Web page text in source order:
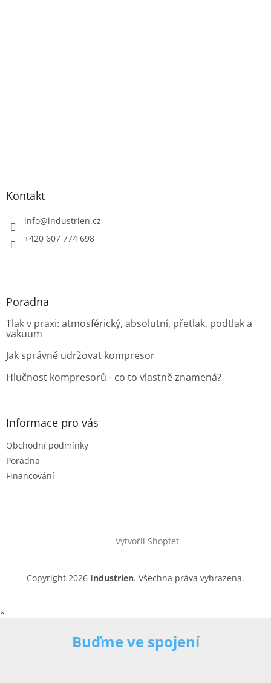
Z
Kontakt
info@industrien.cz
+420 607 774 698
Poradna
Tlak v praxi: atmosférický, absolutní, přetlak, podtlak a
vakuum
Jak správně udržovat kompresor
Hlučnost kompresorů - co to vlastně znamená?
Informace pro vás
Obchodní podmínky
Poradna
Financování
Vytvořil Shoptet
Copyright 2026 Industrien. Všechna práva vyhrazena.
×
Buďme ve spojení